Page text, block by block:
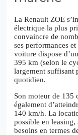
La Renault ZOE
électrique la plus
convaincre de
ses performances
voiture dispose
395 km (selon le
largement suffisant
quotidien.
Son moteur de 135
également
140 km/h. La
possible en
besoins en termes